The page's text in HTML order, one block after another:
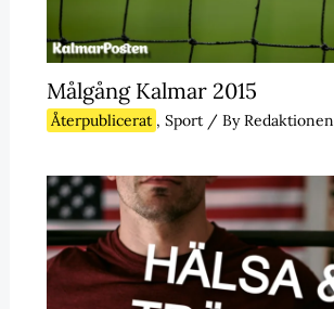
Målgång Kalmar 2015
Återpublicerat , Sport/ ByRedaktionen